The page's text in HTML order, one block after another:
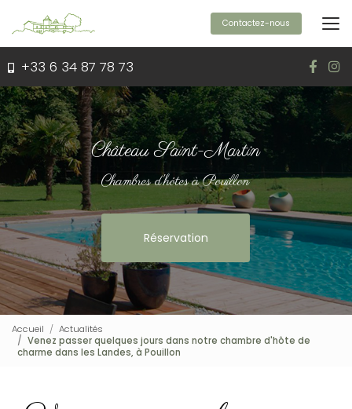
contenu
principal
+33 6 34 87 78 73
Contactez-nous
Château Saint-Martin
Chambres d'hôtes à Pouillon
Réservation
Accueil
Actualités
Venez passer quelques jours dans notre chambre d'hôte de
charme dans les Landes, à Pouillon